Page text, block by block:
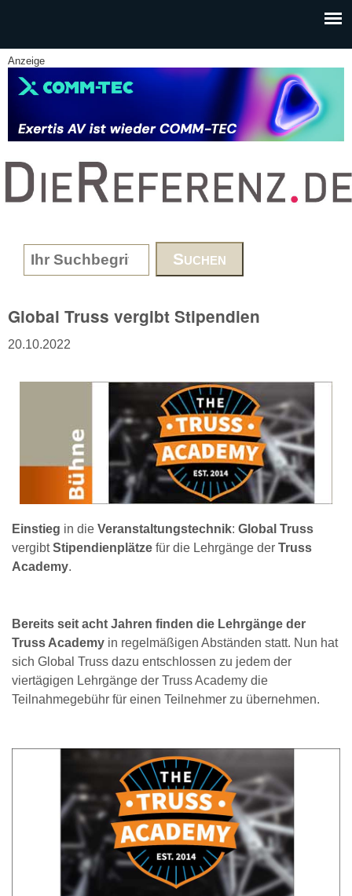
Anzeige
www.DieReferenz.de
Search form
Global Truss vergibt Stipendien
20.10.2022
Einstieg in die Veranstaltungstechnik: Global Truss
vergibtStipendienplätze für die Lehrgänge der Truss
Academy.
Bereits seit acht Jahren finden die Lehrgänge der
Truss Academy in regelmäßigen Abständen statt. Nun hat
sich Global Truss dazu entschlossen zu jedem der
viertägigen Lehrgänge der Truss Academy die
Teilnahmegebühr für einen Teilnehmer zu übernehmen.